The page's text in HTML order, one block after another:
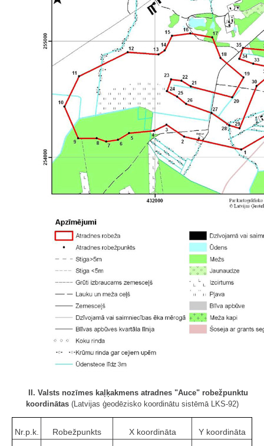
II. Valsts nozīmes kaļķakmens atradnes "Auce" robežpunktu
koordinātas(Latvijas ģeodēzisko koordinātu sistēmā LKS-92)
Nr.p.k. Robežpunkts X koordināta Y koordināta